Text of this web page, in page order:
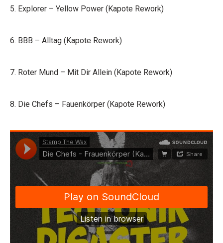
5. Explorer – Yellow Power (Kapote Rework)
6. BBB – Alltag (Kapote Rework)
7. Roter Mund – Mit Dir Allein (Kapote Rework)
8. Die Chefs – Fauenkörper (Kapote Rework)